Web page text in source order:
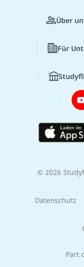
Über
Für
© 2026
Datenschutz
Part